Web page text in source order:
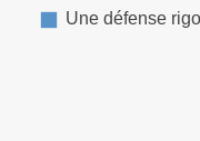
Une défense